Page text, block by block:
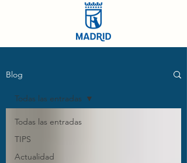
Blog
Todas las entradas
TIPS
Actualidad
Todas las entradas